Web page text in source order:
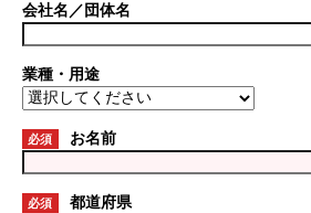
会社名／団体名
業種・用途
必須 お名前
必須 都道府県